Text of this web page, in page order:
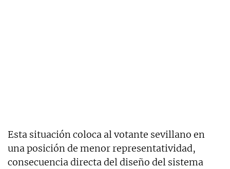
Esta situación coloca al votante sevillano en
una posición de menor representatividad,
consecuencia directa del diseño del sistema